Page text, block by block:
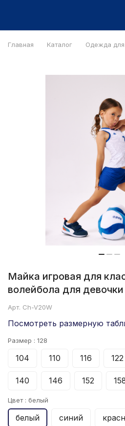
Главная Каталог Одежда
Майка игровая для
волейбола для девочки
Арт. Ch-V20W
Посмотреть размерную
Размер : 128
104 110 116 122
140 146 152
Цвет : белый
белый синий